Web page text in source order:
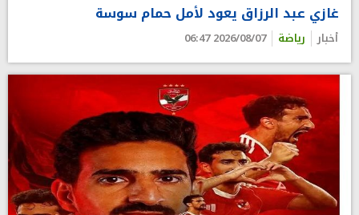
غازي عبد الرزاق يعود لأمل حمام سوسة
أخبار رياضة 2026/08/07 06:47